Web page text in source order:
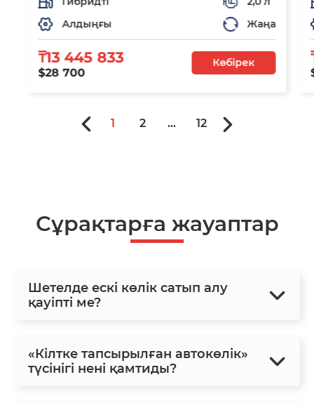
Алдыңғы
Жаңа
₸13 445 833
$28 700
Көбірек
1 2 ... 12
Сұрақтарға жауаптар
Шетелде ескі көлік сатып алу
қауіпті ме?
«Кілтке тапсырылған автокөлік»
түсінігі нені қамтиды?